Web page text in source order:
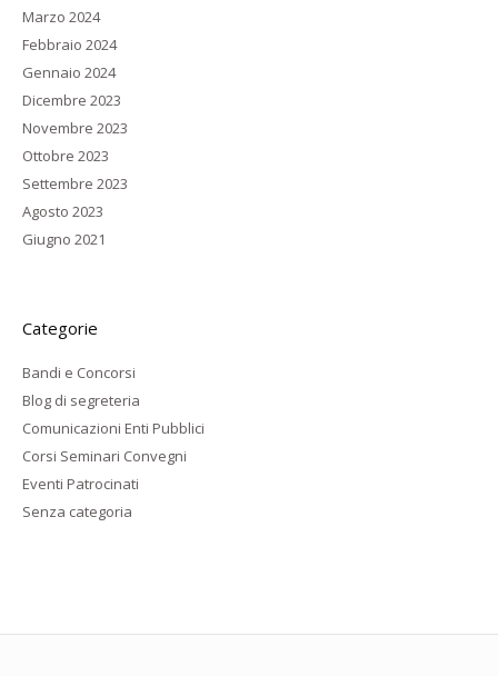
Marzo 2024
Febbraio 2024
Gennaio 2024
Dicembre 2023
Novembre 2023
Ottobre 2023
Settembre 2023
Agosto 2023
Giugno 2021
Categorie
Bandi e Concorsi
Blog di segreteria
Comunicazioni Enti Pubblici
Corsi Seminari Convegni
Eventi Patrocinati
Senza categoria